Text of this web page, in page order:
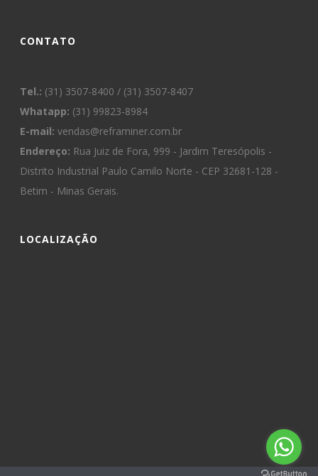
CONTATO
Tel.: (31) 3507-8400 / (31) 3507-8407
Whatapp: (31) 99823-8984
E-mail: vendas@reframiner.com.br
Endereço: Rua Juiz de Fora, 999 - Jardim Teresópolis -
Distrito Industrial Paulo Camilo Norte - CEP 32681-128 -
Betim - Minas Gerais.
LOCALIZAÇÃO